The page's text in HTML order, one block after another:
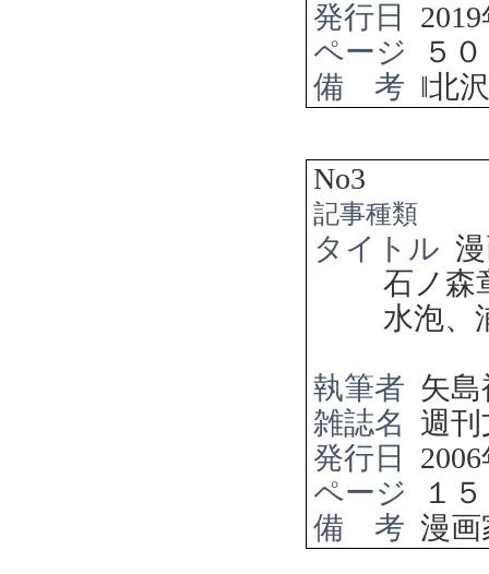
発行日
2019
ページ
５
備 考 ‖北
No3
記事種類
タイトル
石ノ森
水泡、
執筆者 矢
雑誌名
週刊
発行日
2006
ページ
１
備 考 漫画